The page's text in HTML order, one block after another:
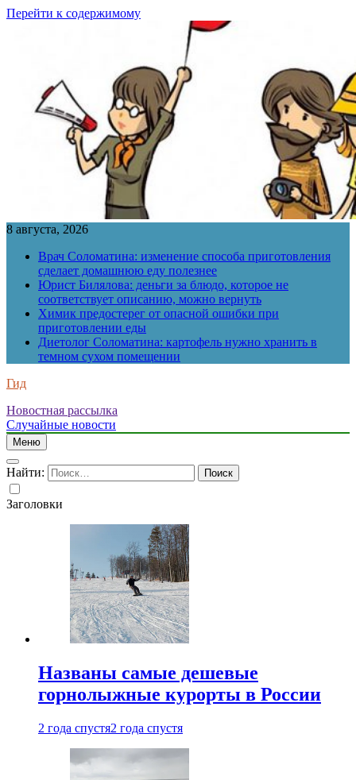
Перейти к содержимому
8 августа, 2026
Врач Соломатина: изменение способа приготовления
сделает домашнюю еду полезнее
Юрист Билялова: деньги за блюдо, которое не
соответствует описанию, можно вернуть
Химик предостерег от опасной ошибки при
приготовлении еды
Диетолог Соломатина: картофель нужно хранить в
темном сухом помещении
Гид
Новостная рассылка
Случайные новости
Меню
Найти:
Заголовки
Названы самые дешевые
горнолыжные курорты в России
2 года спустя2 года спустя